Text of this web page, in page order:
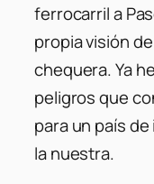
ferrocarril a
propia visión
chequera. Ya
peligros que
para un país
la nuestra.